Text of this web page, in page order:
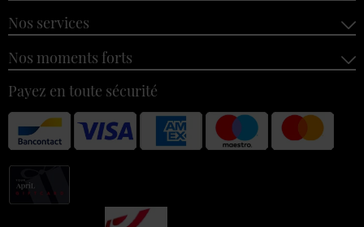
Nos services
Nos moments forts
Payez en toute sécurité